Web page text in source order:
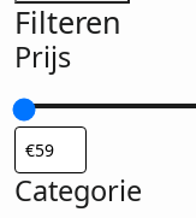
Filteren
Prijs
Categorie